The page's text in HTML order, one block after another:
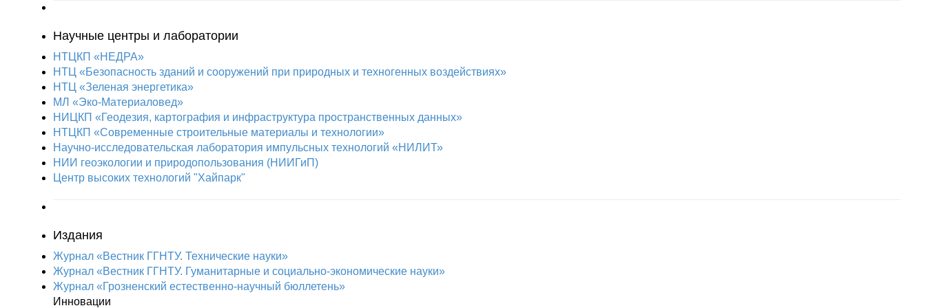
Научные центры и лаборатории
НТЦКП «НЕДРА»
НТЦ «Безопасность зданий и сооружений при природных и техногенных воздействиях»
НТЦ «Зеленая энергетика»
МЛ «Эко-Материаловед»
НИЦКП «Геодезия, картография и инфраструктура пространственных данных»
НТЦКП «Современные строительные материалы и технологии»
Научно-исследовательская лаборатория импульсных технологий «НИЛИТ»
НИИ геоэкологии и природопользования (НИИГиП)
Центр высоких технологий "Хайпарк"
Издания
Журнал «Вестник ГГНТУ. Технические науки»
Журнал «Вестник ГГНТУ. Гуманитарные и социально-экономические науки»
Журнал «Грозненский естественно-научный бюллетень»
Инновации